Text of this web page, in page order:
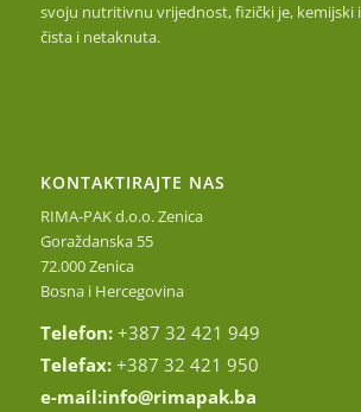
svoju nutritivnu vrijednost, fizički je, kemijski
čista i netaknuta.
KONTAKTIRAJTE NAS
RIMA-PAK d.o.o. Zenica
Goraždanska 55
72.000 Zenica
Bosna i Hercegovina
Telefon: +387 32 421 949
Telefax: +387 32 421 950
e-mail:info@rimapak.ba